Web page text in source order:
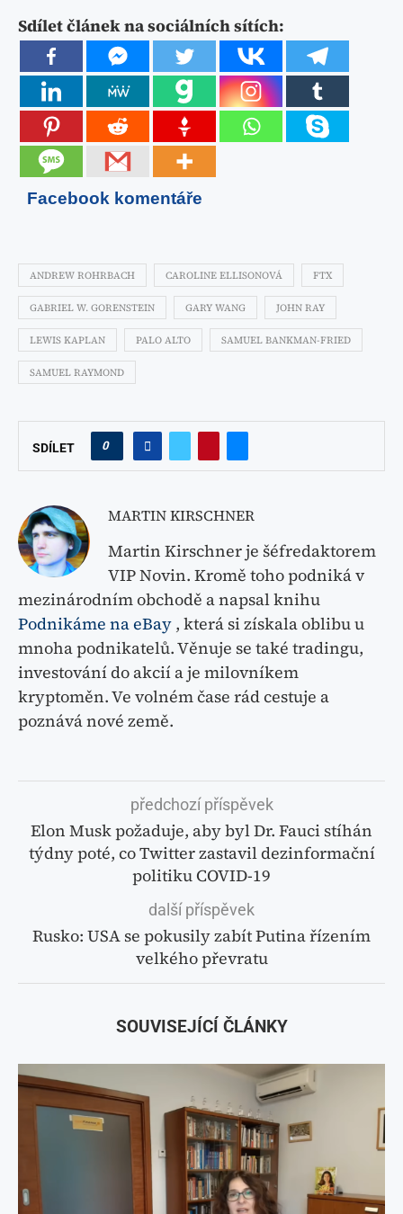
Sdílet článek na sociálních sítích:
Facebook komentáře
ANDREW ROHRBACH CAROLINE ELLISONOVÁ FTX
GABRIEL W. GORENSTEIN GARY WANG JOHN RAY
LEWIS KAPLAN PALO ALTO SAMUEL BANKMAN-FRIED
SAMUEL RAYMOND
SDÍLET 0
MARTIN KIRSCHNER
Martin Kirschner je šéfredaktorem
VIP Novin. Kromě toho podniká v
mezinárodním obchodě a napsal knihu
Podnikáme na eBay , která si získala oblibu u
mnoha podnikatelů. Věnuje se také tradingu,
investování do akcií a je milovníkem
kryptoměn. Ve volném čase rád cestuje a
poznává nové země.
předchozí příspěvek
Elon Musk požaduje, aby byl Dr. Fauci stíhán
týdny poté, co Twitter zastavil dezinformační
politiku COVID-19
další příspěvek
Rusko: USA se pokusily zabít Putina řízením
velkého převratu
SOUVISEJÍCÍ ČLÁNKY